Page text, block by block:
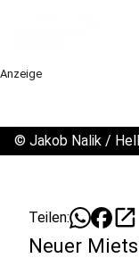
Anzeige
© Jakob Nalik /
Teilen: open_in_new
Neuer